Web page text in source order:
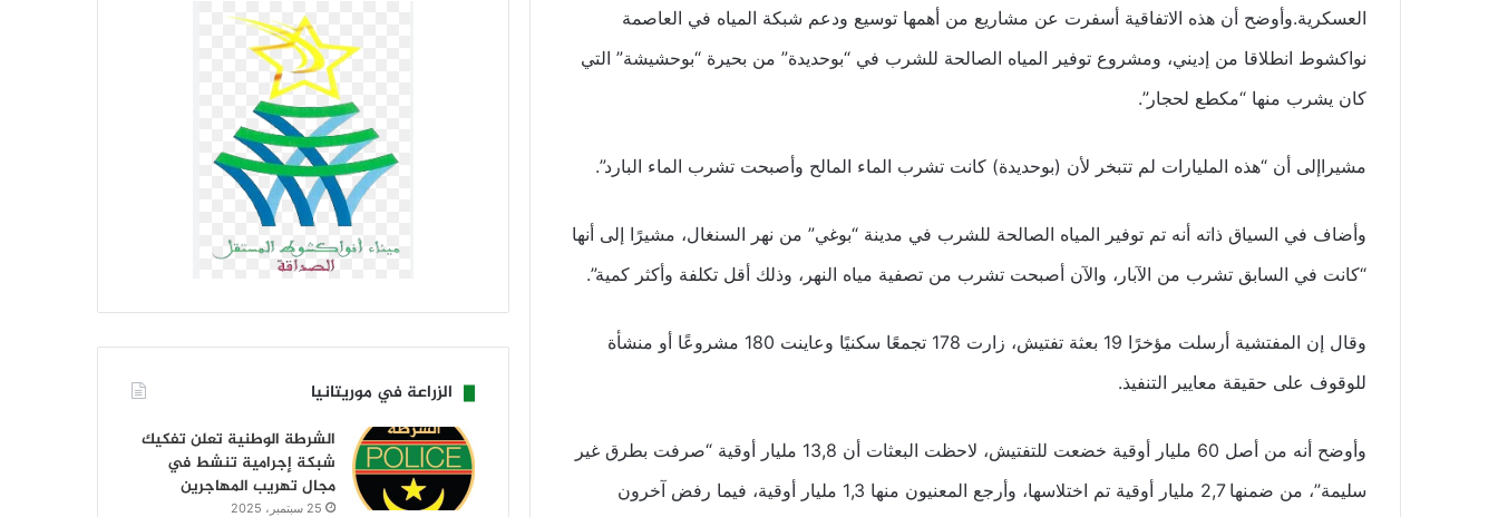
العسكرية.وأوضح أن هذه الاتفاقية أسفرت عن مشاريع من أهمها توسيع ودعم شبكة المياه في العاصمة
نواكشوط انطلاقا من إديني، ومشروع توفير المياه الصالحة للشرب في “بوحديدة” من بحيرة “بوحشيشة” التي
كان يشرب منها “مكطع لحجار”.
مشيراإلى أن “هذه المليارات لم تتبخر لأن (بوحديدة) كانت تشرب الماء المالح وأصبحت تشرب الماء البارد”.
وأضاف في السياق ذاته أنه تم توفير المياه الصالحة للشرب في مدينة “بوغي” من نهر السنغال، مشيرًا إلى أنها
“كانت في السابق تشرب من الآبار، والآن أصبحت تشرب من تصفية مياه النهر، وذلك أقل تكلفة وأكثر كمية”.
وقال إن المفتشية أرسلت مؤخرًا 19 بعثة تفتيش، زارت 178 تجمعًا سكنيًا وعاينت 180 مشروعًا أو منشأة
للوقوف على حقيقة معايير التنفيذ.
وأوضح أنه من أصل 60 مليار أوقية خضعت للتفتيش، لاحظت البعثات أن 13,8 مليار أوقية “صرفت بطرق غير
سليمة”، من ضمنها 2,7 مليار أوقية تم اختلاسها، وأرجع المعنيون منها 1,3 مليار أوقية، فيما رفض آخرون
الزراعة في موريتانيا
الشرطة الوطنية تعلن تفكيك
شبكة إجرامية تنشط في
مجال تهريب المهاجرين
25 سبتمبر، 2025